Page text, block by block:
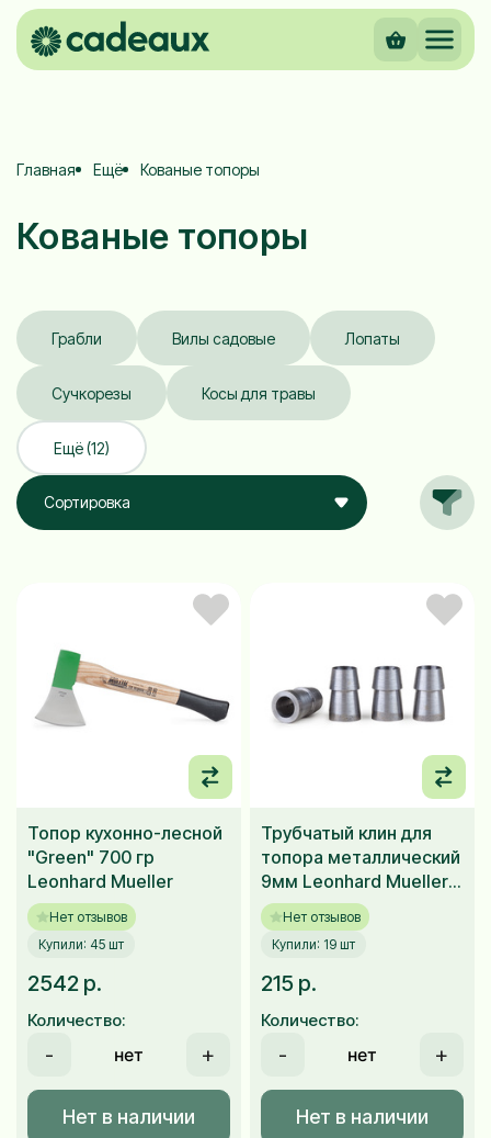
Главная Ещё Кованые топоры
Кованые топоры
Грабли Вилы садовые Лопаты
Сучкорезы Косы для травы
Ещё (12)
Сортировка
Топор кухонно-лесной
"Green" 700 гр
Leonhard Mueller
Нет отзывов
Купили: 45 шт
2542 р.
Количество:
- +
Нет в наличии
Трубчатый клин для
топора металлический
9мм Leonhard Mueller
4 шт
Нет отзывов
Купили: 19 шт
215 р.
Количество:
- +
Нет в наличии